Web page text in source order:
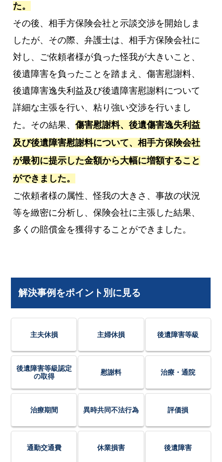
た。
その後、相手方保険会社と示談交渉を開始しま
したが、その際、弁護士は、相手方保険会社に
対し、ご依頼者様が負った怪我が大きいこと、
後遺障害を負ったことを踏まえ、傷害慰謝料、
後遺障害逸失利益及び後遺障害慰謝料について
詳細な主張を行い、粘り強い交渉を行いまし
た。その結果、傷害慰謝料、後遺傷害逸失利益
及び後遺障害慰謝料について、相手方保険会社
が最初に提示した金額から大幅に増額すること
ができました。
ご依頼者様の属性、怪我の大きさ、事故の状況
等を緻密に分析し、保険会社に主張した結果、
多くの賠償金を獲得することができました。
解決事例をポイント別に見る
主夫休損 主婦休損 後遺障害等級
後遺障害等級認定
の取得
慰謝料 治療・通院
治療期間 異時共同不法行為 評価損
通勤交通費 休業損害 後遺障害